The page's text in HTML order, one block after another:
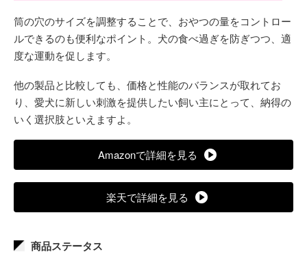
筒の穴のサイズを調整することで、おやつの量をコントロー
ルできるのも便利なポイント。犬の食べ過ぎを防ぎつつ、適
度な運動を促します。
他の製品と比較しても、価格と性能のバランスが取れてお
り、愛犬に新しい刺激を提供したい飼い主にとって、納得の
いく選択肢といえますよ。
Amazonで詳細を見る
楽天で詳細を見る
商品ステータス